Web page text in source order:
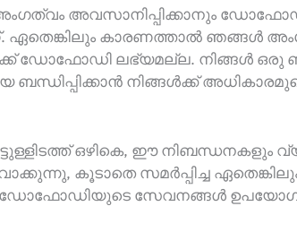
അവസാനിപ്പിക്കാനും
കാരണത്താൽ ഞങ്ങൾ
ഡോഫോഡി ലഭ്യമല്ല. നിങ്ങൾ ഒരു
നിങ്ങൾക്ക്
ഒഴികെ, ഈ നിബന്ധനകളും
കൂടാതെ സമർപ്പിച്ച ഏതെങ്കിലും
ഡോഫോഡിയുടെ സേവനങ്ങൾ